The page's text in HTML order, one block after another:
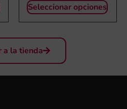
Seleccionar opciones
a la tienda